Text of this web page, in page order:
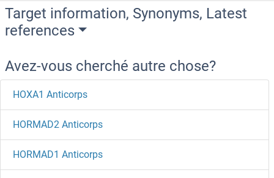
Target information, Synonyms, Latest
references
Avez-vous cherché autre chose?
HOXA1 Anticorps
HORMAD2 Anticorps
HORMAD1 Anticorps